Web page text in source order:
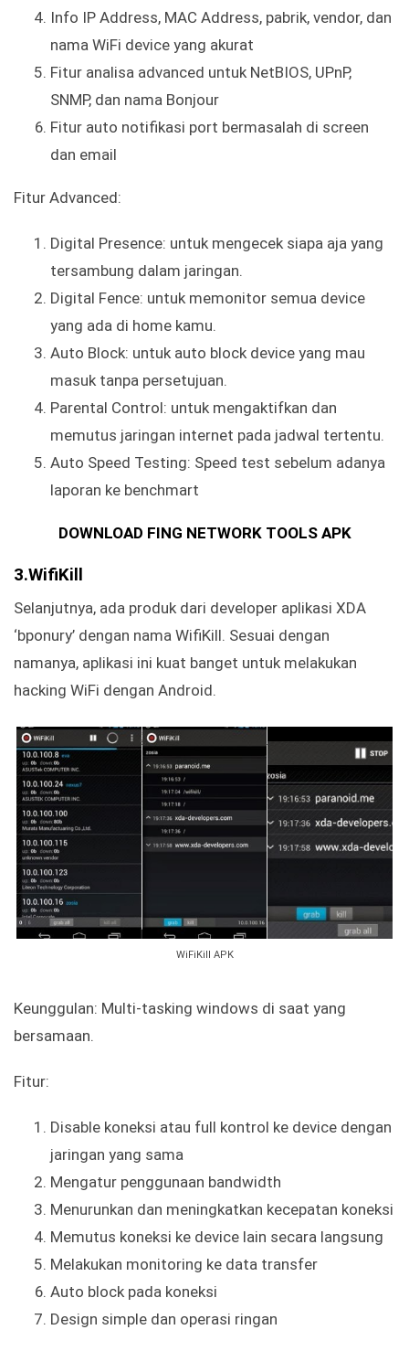
Info IP Address, MAC Address, pabrik, vendor, dan
nama WiFi device yang akurat
Fitur analisa advanced untuk NetBIOS, UPnP,
SNMP, dan nama Bonjour
Fitur auto notifikasi port bermasalah di screen
dan email
Fitur Advanced:
Digital Presence: untuk mengecek siapa aja yang
tersambung dalam jaringan.
Digital Fence: untuk memonitor semua device
yang ada di home kamu.
Auto Block: untuk auto block device yang mau
masuk tanpa persetujuan.
Parental Control: untuk mengaktifkan dan
memutus jaringan internet pada jadwal tertentu.
Auto Speed Testing: Speed test sebelum adanya
laporan ke benchmart
DOWNLOAD FING NETWORK TOOLS APK
3.WifiKill
Selanjutnya, ada produk dari developer aplikasi XDA
‘bponury’ dengan nama WifiKill. Sesuai dengan
namanya, aplikasi ini kuat banget untuk melakukan
hacking WiFi dengan Android.
WiFiKill APK
Keunggulan: Multi-tasking windows di saat yang
bersamaan.
Fitur:
Disable koneksi atau full kontrol ke device dengan
jaringan yang sama
Mengatur penggunaan bandwidth
Menurunkan dan meningkatkan kecepatan koneksi
Memutus koneksi ke device lain secara langsung
Melakukan monitoring ke data transfer
Auto block pada koneksi
Design simple dan operasi ringan